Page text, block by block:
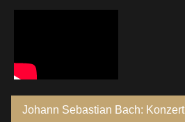
Johann Sebastian Bach: